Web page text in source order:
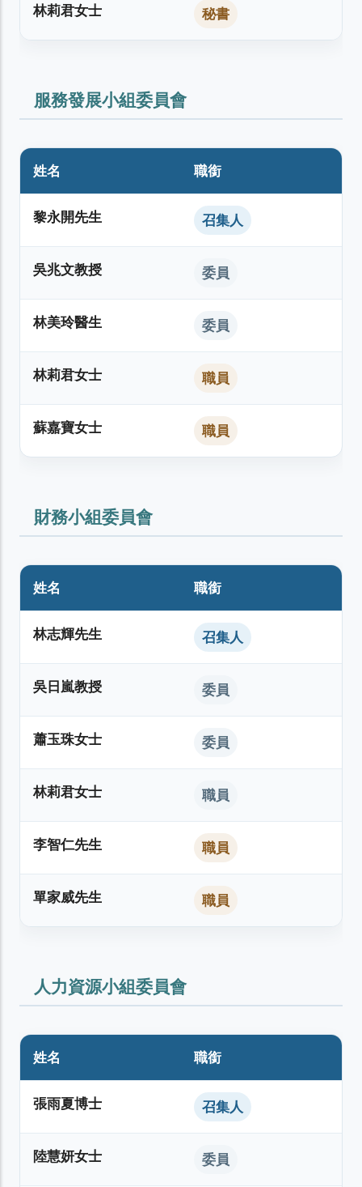
林莉君女士 秘書
服務發展小組委員會
姓名 職銜
黎永開先生 召集人
吳兆文教授 委員
林美玲醫生 委員
林莉君女士 職員
蘇嘉寶女士 職員
財務小組委員會
姓名 職銜
林志輝先生 召集人
吳日嵐教授 委員
蕭玉珠女士 委員
林莉君女士 職員
李智仁先生 職員
單家威先生 職員
人力資源小組委員會
姓名 職銜
張雨夏博士 召集人
陸慧妍女士 委員